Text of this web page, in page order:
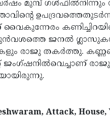
മുമ്പ് ഗള്‍ഫില്‍നിന്നും
ഉപദ്രവത്തെതുടര്‍ന്ന്
ജനല്‍
രാജു തകര്‍ത്തു.
ജംഗ്ഷനില്‍വെച്ചാണ്
Attack,